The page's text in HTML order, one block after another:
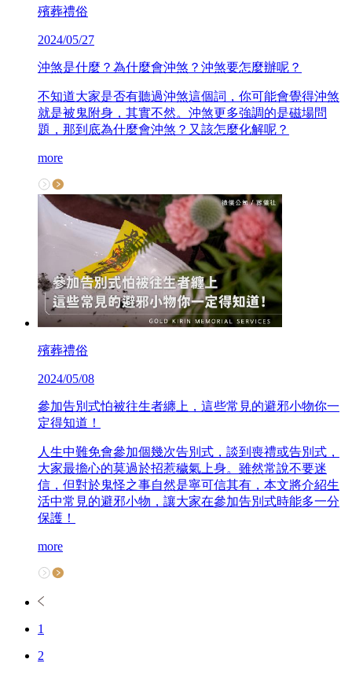
殯葬禮俗
2024/05/27
沖煞是什麼？為什麼會沖煞？沖煞要怎麼辦呢？
不知道大家是否有聽過沖煞這個詞，你可能會覺得沖煞
就是被鬼附身，其實不然。沖煞更多強調的是磁場問
題，那到底為什麼會沖煞？又該怎麼化解呢？
more
殯葬禮俗
2024/05/08
參加告別式怕被往生者纏上，這些常見的避邪小物你一
定得知道！
人生中難免會參加個幾次告別式，談到喪禮或告別式，
大家最擔心的莫過於招惹穢氣上身。雖然常說不要迷
信，但對於鬼怪之事自然是寧可信其有，本文將介紹生
活中常見的避邪小物，讓大家在參加告別式時能多一分
保護！
more
1
2